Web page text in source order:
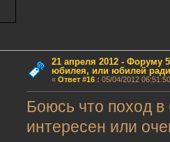
21 апреля 2012 - Форуму
юбилея, или юбилей
« Ответ #16: 05/04/2012
Боюсь что поход
интересен или